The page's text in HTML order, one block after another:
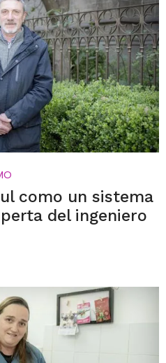
como un sistema
del ingeniero